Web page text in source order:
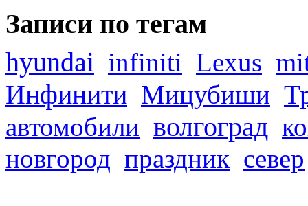
Записи по тегам
hyundai infiniti Lexus
Инфинити Мицубиши
автомобили волгоград
новгород праздник север